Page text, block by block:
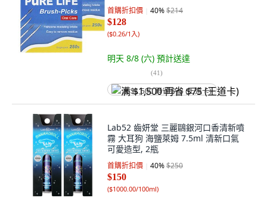
首購折扣價 40%$214
$128
($0.26/1入)
明天 8/8 (六) 預計送達
(41)
满 $1,500 再省 $75 (王道卡)
Lab52 齒妍堂 三麗鷗銀河口香清新噴
霧 大耳狗 海鹽萊姆 7.5ml 清新口氣
可愛造型, 2瓶
首購折扣價 40%$250
$150
($1000.00/100ml)